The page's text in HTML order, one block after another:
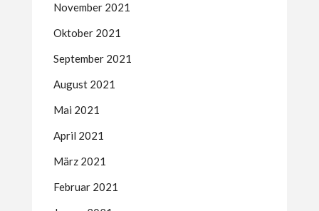
November 2021
Oktober 2021
September 2021
August 2021
Mai 2021
April 2021
März 2021
Februar 2021